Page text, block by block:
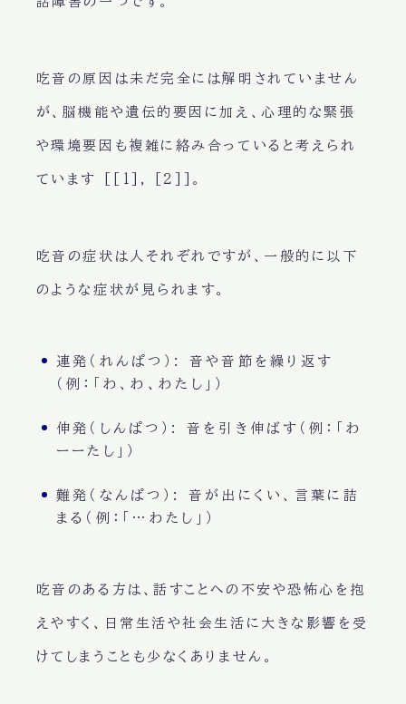
吃音の原因は未だ完全には解明されていません
が、脳機能や遺伝的要因に加え、心理的な緊張
や環境要因も複雑に絡み合っていると考えられ
ています [[1], [2]]。
吃音の症状は人それぞれですが、一般的に以下
のような症状が見られます。
連発（れんぱつ）: 音や音節を繰り返す
（例：「わ、わ、わたし」）
伸発（しんぱつ）: 音を引き伸ばす（例：「わ
ーーたし」）
難発（なんぱつ）: 音が出にくい、言葉に詰
まる（例：「…わたし」）
吃音のある方は、話すことへの不安や恐怖心を抱
えやすく、日常生活や社会生活に大きな影響を受
けてしまうことも少なくありません。